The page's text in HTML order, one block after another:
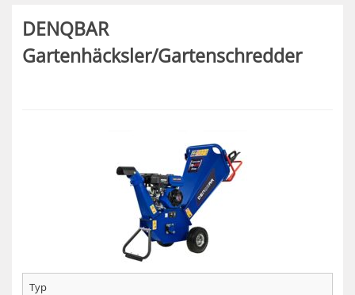
DENQBAR
Gartenhäcksler/Gartenschredder
Typ